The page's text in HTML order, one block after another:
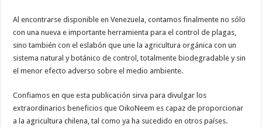
Al encontrarse disponible en Venezuela, contamos finalmente no sólo
con una nueva e importante herramienta para el control de plagas,
sino también con el eslabón que une la agricultura orgánica con un
sistema natural y botánico de control, totalmente biodegradable y sin
el menor efecto adverso sobre el medio ambiente.
Confiamos en que esta publicación sirva para divulgar los
extraordinarios beneficios que OikoNeem es capaz de proporcionar
a la agricultura chilena, tal como ya ha sucedido en otros países.